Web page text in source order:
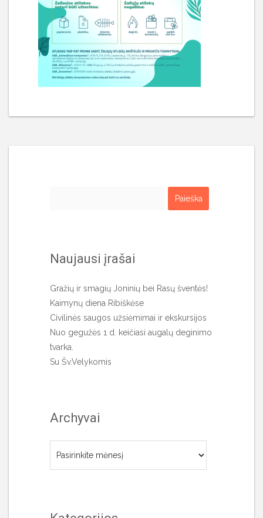
Naujausi įrašai
Gražių ir smagių Joninių bei Rasų šventės!
Kaimynų diena Ribiškėse
Civilinės saugos užsiėmimai ir ekskursijos
Nuo gegužės 1 d. keičiasi augalų deginimo
tvarka.
Su Šv.Velykomis
Archyvai